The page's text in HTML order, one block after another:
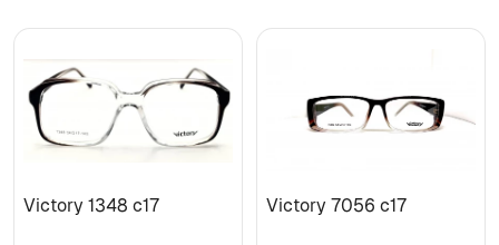
Victory 1348 c17 Victory 7056 c17